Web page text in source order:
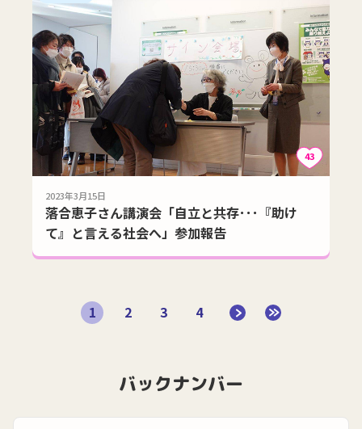
43
2023年3月15日
落合恵子さん講演会「自立と共存･･･『助け
て』と言える社会へ」参加報告
1 2 3 4
バックナンバー